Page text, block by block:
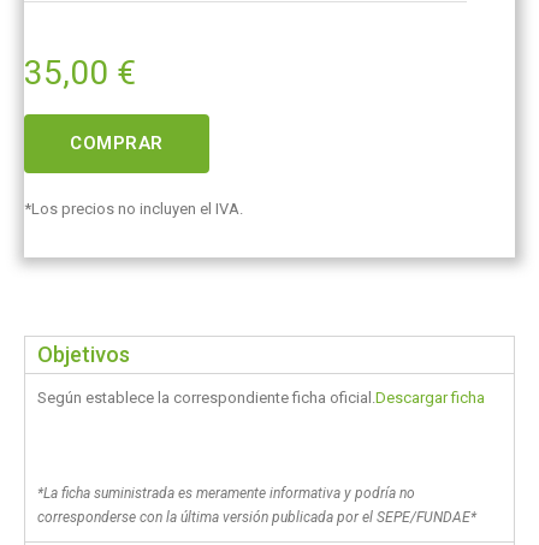
35,00 €
COMPRAR
*Los precios no incluyen el IVA.
Objetivos
Según establece la correspondiente ficha oficial. Descargar ficha
*La ficha suministrada es meramente informativa y podría no
corresponderse con la última versión publicada por el SEPE/FUNDAE*